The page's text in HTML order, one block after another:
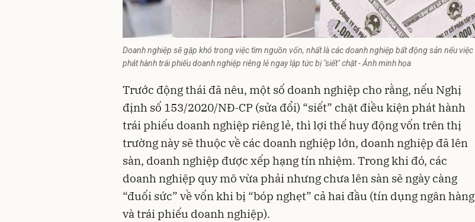
Doanh nghiệp sẽ gặp khó trong việc tìm nguồn vốn, nhất là các doanh nghiệp bất động sản nếu việc
phát hành trái phiếu doanh nghiệp riêng lẻ ngay lập tức bị "siết" chặt - Ảnh minh họa
Trước động thái đã nêu, một số doanh nghiệp cho rằng, nếu Nghị
định số 153/2020/NĐ-CP (sửa đổi) “siết” chặt điều kiện phát hành
trái phiếu doanh nghiệp riêng lẻ, thì lợi thế huy động vốn trên thị
trường này sẽ thuộc về các doanh nghiệp lớn, doanh nghiệp đã lên
sàn, doanh nghiệp được xếp hạng tín nhiệm. Trong khi đó, các
doanh nghiệp quy mô vừa phải nhưng chưa lên sàn sẽ ngày càng
“đuối sức” về vốn khi bị “bóp nghẹt” cả hai đầu (tín dụng ngân hàng
và trái phiếu doanh nghiệp).